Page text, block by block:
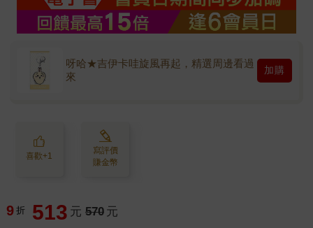
呀哈★吉伊卡哇旋風再起，精選周邊看過
來
加購
喜歡+1
寫評價
賺金幣
9 折 513 元 570 元